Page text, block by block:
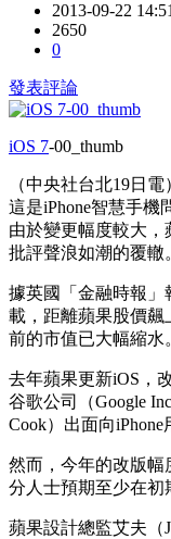
2013-09-22
2650
0
發表評論
iOS 7-00_thumb
（中央社台北19日
這是iPhone智慧手機
由於變更幅度較大，
批評聲浪如潮的覆轍
據英國「金融時報」
載，距離蘋果股價飆
前的市值已大幅縮水
去年蘋果更新iOS，
谷歌公司（Google
Cook）出面向iPhone
然而，今年的改版幅
分人士預期至少在初
蘋果設計總監艾夫（